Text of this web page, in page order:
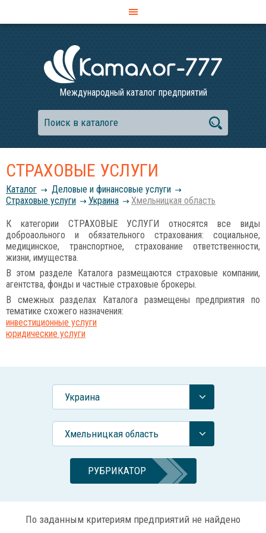
Международный каталог предприятий
СТРАХОВЫЕ УСЛУГИ
Каталог
Деловые и финансовые услуги
Страховые услуги
Украина Хмельницкая область
К категории СТРАХОВЫЕ УСЛУГИ относятся все виды
доброаольного и обязательного страхования: социальное,
медицинское, транспортное, страхование ответственности,
жизни, имущества.
В этом разделе Каталога размещаются страховые компании,
агентства, фонды и частные страховые брокеры.
В смежных разделах Каталога размещены предприятия по
тематике схожего назначения:
инвестиционные услуги
юридические услуги
Украина
Хмельницкая область
РУБРИКАТОР
По заданным критериям предприятий не найдено